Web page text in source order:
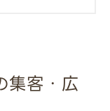
集客・広